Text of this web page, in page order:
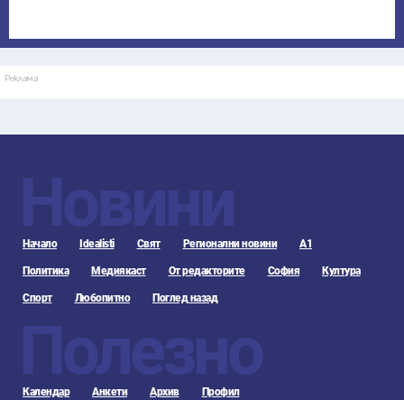
Реклама
Новини
Начало Idealisti Свят Регионални новини А1
Политика Медиякаст От редакторите София Култура
Спорт Любопитно Поглед назад
Полезно
Календар Анкети Архив Профил